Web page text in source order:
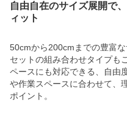
自由自在のサイズ展開で
ィット
50cmから200cmまでの豊富
セットの組み合わせタイプも
ペースにも対応できる、自由
や作業スペースに合わせて、
ポイント。